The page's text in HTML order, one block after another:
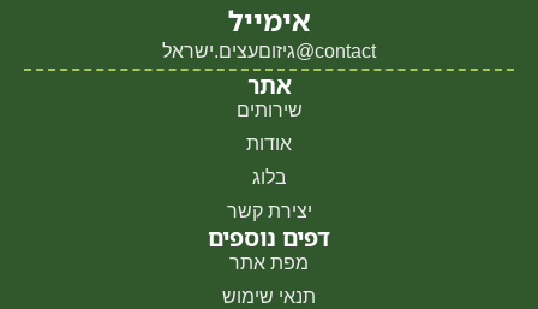
אימייל
contact@גיזוםעצים.ישראל
אתר
שירותים
אודות
בלוג
יצירת קשר
דפים נוספים
מפת אתר
תנאי שימוש